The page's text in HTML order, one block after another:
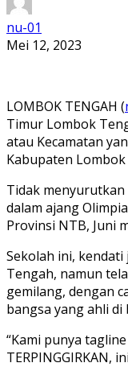
nu-01
Mei 12, 2023
LOMBOK TENGAH (
Timur Lombok
atau Kecamatan
Kabupaten
Tidak
dalam ajang
Provinsi NTB, Juni
Sekolah ini,
Tengah, namun
gemilang, dengan
bangsa yang ahli
“Kami punya tagline
TERPINGGIRKAN,